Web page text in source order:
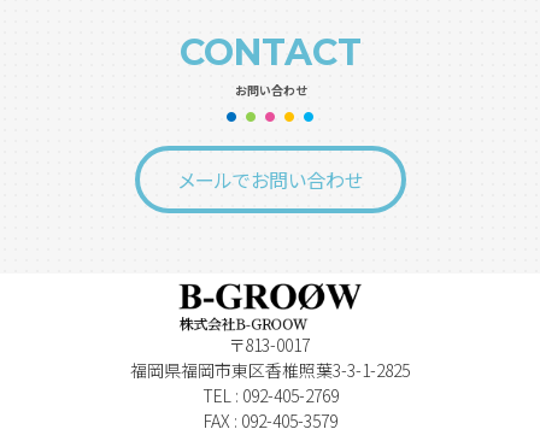
CONTACT
お問い合わせ
メールでお問い合わせ
〒813-0017
福岡県福岡市東区香椎照葉3-3-1-2825
TEL : 092-405-2769
FAX : 092-405-3579